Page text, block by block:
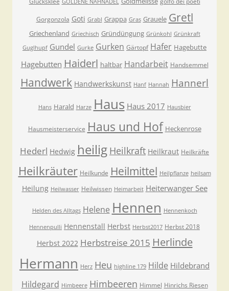
GOLDENE NÄHNADEL
Gorgonzola Goti Grabl Grappa Gras Grauele Gretl
Griechenland Griechisch Gründüngung Grünkohl Grünkraft
Guglhupf Gundel Gurke Gurken Gärtopf Hafer Hagebutte
Hagebutten Haiderl haltbar Handarbeit Handsemmel
Handwerk Handwerkskunst Hanf Hannah Hannerl
Hans Harald Harze Haus Haus 2017 Hausbier
Hausmeisterservice Haus und Hof Heckenrose
Hederl Hedwig heilig Heilkraft Heilkraut Heilkräfte
Heilkräuter Heilkunde Heilmittel Heilpflanze heilsam
Heilung Heilwasser Heilwissen Heimarbeit Heiterwanger See
Helden des Alltags Helene Hennen Hennenkoch
Hennenpulli Hennenstall Herbst Herbst2017 Herbst 2018
Herbst 2022 Herbstreise 2015 Herlinde
Hermann Herz Heu highline 179 Hilde Hildebrand
Hildegard Himbeere Himbeeren Himmel Hinrichs Riesen